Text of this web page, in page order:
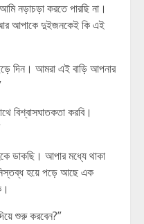
নড়াচড়া করতে পারছি না।
আপাকে দুইজনকেই কি এই
দিন। আমরা এই বাড়ি আপনার
বিশ্বাসঘাতকতা করবি।
ডাকছি। আপার মধ্যে থাকা
হয়ে পড়ে আছে এক
শুরু করবেন?”